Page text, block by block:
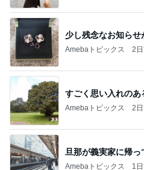
少し残念なお知らせ
Amebaトピックス 2
すごく思い入れのあ
Amebaトピックス 2
旦那が義実家に帰っ
Amebaトピックス 1